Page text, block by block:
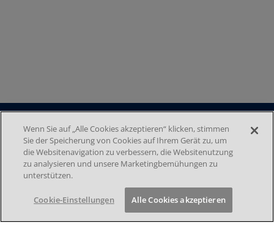
Media
Footer menu 2nd
DATENSCHUTZ
IMPRESSUM
NUTZUNGSBEDINGUNGEN
COOKIE-EINSTELLUNGEN
Wenn Sie auf „Alle Cookies akzeptieren“ klicken, stimmen
Sie der Speicherung von Cookies auf Ihrem Gerät zu, um
die Websitenavigation zu verbessern, die Websitenutzung
zu analysieren und unsere Marketingbemühungen zu
unterstützen.
Cookie-Einstellungen Alle Cookies akzeptieren